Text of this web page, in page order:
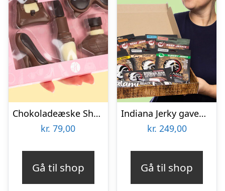
Chokoladeæske Shopping
kr. 79,00
Gå til shop
Indiana Jerky gaveæske
kr. 249,00
Gå til shop